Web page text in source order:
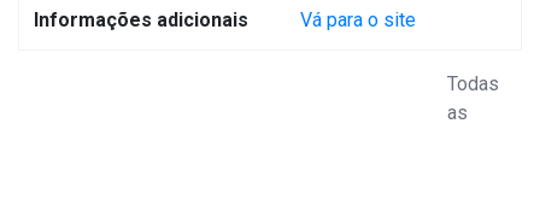
Informações adicionais Vá para o site
Todas
as